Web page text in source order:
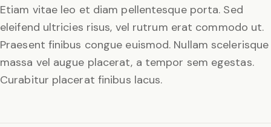
Etiam vitae leo et diam pellentesque porta. Sed
eleifend ultricies risus, vel rutrum erat commodo ut.
Praesent finibus congue euismod. Nullam scelerisque
massa vel augue placerat, a tempor sem egestas.
Curabitur placerat finibus lacus.